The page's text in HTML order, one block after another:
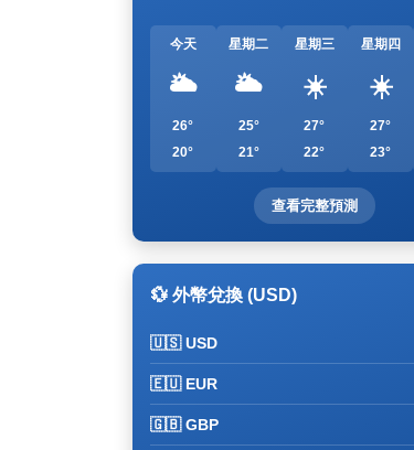
今天
🌥️
26°
20°
星期二
🌥️
25°
21°
星期三
☀️
27°
22°
星期四
☀️
27°
23°
查看完整預測
💱 外幣兌換 (USD)
🇺🇸 USD
🇪🇺 EUR
🇬🇧 GBP